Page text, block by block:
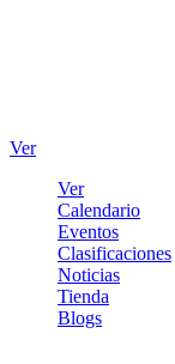
Ver
Ver
Calendario
Eventos
Clasificaciones
Noticias
Tienda
Blogs